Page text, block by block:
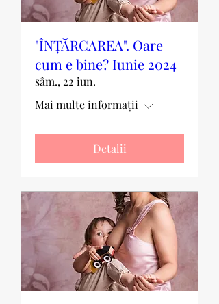
"ÎNȚĂRCAREA". Oare
cum e bine? Iunie 2024
sâm., 22 iun.
Mai multe informații
Detalii